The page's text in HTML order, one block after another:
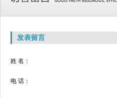
发表留言
姓 名：
电 话：